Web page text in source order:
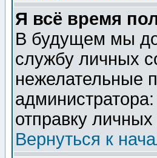
Я всё время
В будущем мы
службу личных
нежелательные
отправку
Вернуться к